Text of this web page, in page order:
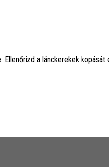
a lánckerekek kopását